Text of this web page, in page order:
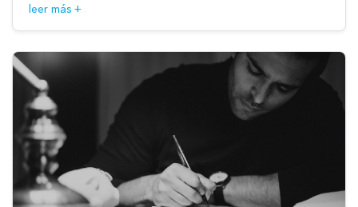
leer más +